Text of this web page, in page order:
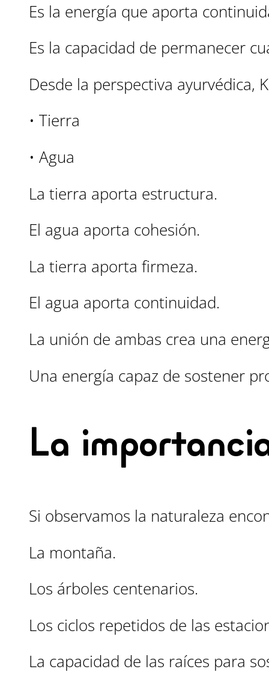
Es la energía que aporta
Es la capacidad de permanecer
Desde la perspectiva ayurvédica,
• Tierra
• Agua
La tierra aporta estructura.
El agua aporta cohesión.
La tierra aporta firmeza.
El agua aporta continuidad.
La unión de ambas crea una
Una energía capaz de sostener
La
Si observamos la naturaleza
La montaña.
Los árboles centenarios.
Los ciclos repetidos de las
La capacidad de las raíces para